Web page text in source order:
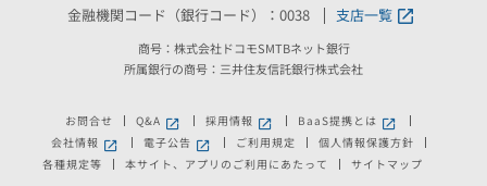
金融機関コード（銀行コード）：0038 支店一覧
商号：株式会社ドコモSMTBネット銀行
所属銀行の商号：三井住友信託銀行株式会社
お問合せ Q&A 新しいウィンドウで開きます。
採用情報 新しいウィンドウで開きます。
BaaS提携とは 新しいウィンドウ
会社情報新しいウィンドウで開きます。
電子公告新しいウィンドウで開きます。
ご利用規定
個人情報保護方針
各種規定等
本サイト、アプリのご利用にあたって サイトマップ